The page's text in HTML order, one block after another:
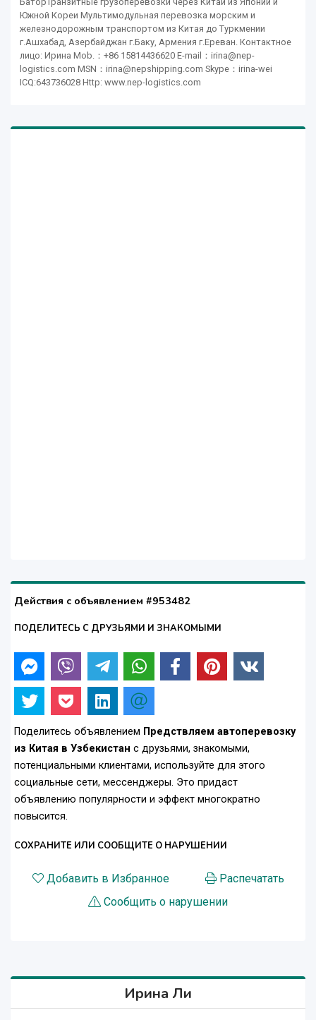
Южной Кореи Мультимодульная перевозка морским и
железнодорожным транспортом из Китая до Туркмении
г.Ашхабад, Азербайджан г.Баку, Армения г.Ереван. Контактное
лицо: Ирина Mob.：+86 15814436620 E-mail：irina@nep-
logistics.com MSN：irina@nepshipping.com Skype：irina-wei
ICQ:643736028 Http: www.nep-logistics.com
Действия с объявлением #953482
ПОДЕЛИТЕСЬ С ДРУЗЬЯМИ И ЗНАКОМЫМИ
Поделитесь объявлением Предствляем автоперевозку
из Китая в Узбекистан с друзьями, знакомыми,
потенциальными клиентами, используйте для этого
социальные сети, мессенджеры. Это придаст
объявлению популярности и эффект многократно
повысится.
СОХРАНИТЕ ИЛИ СООБЩИТЕ О НАРУШЕНИИ
Добавить в Избранное
Распечатать
Сообщить о нарушении
Ирина Ли